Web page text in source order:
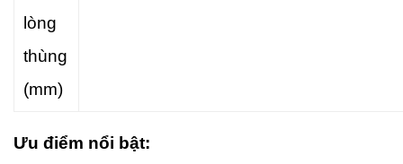
lòng
thùng
(mm)
Ưu điểm nổi bật: